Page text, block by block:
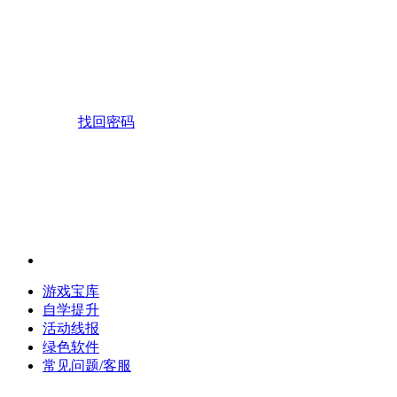
找回密码
游戏宝库
自学提升
活动线报
绿色软件
常见问题/客服